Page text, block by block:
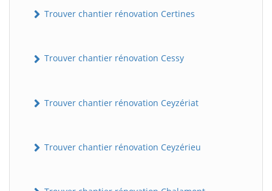
Trouver chantier rénovation Certines
Trouver chantier rénovation Cessy
Trouver chantier rénovation Ceyzériat
Trouver chantier rénovation Ceyzérieu